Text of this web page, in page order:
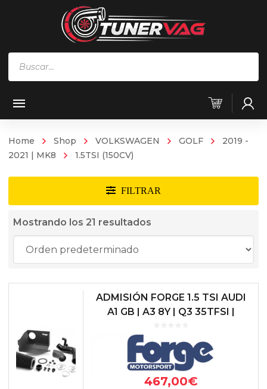
Home Shop VOLKSWAGEN GOLF
2019 -
2021 | MK8
1.5TSI (150CV)
Mostrando los 21 resultados
ADMISIÓN FORGE 1.5 TSI AUDI
A1 GB | A3 8Y | Q3 35TFSI |
LEON 5F | IBIZA KJ | SKODA
OCT...
467,00€